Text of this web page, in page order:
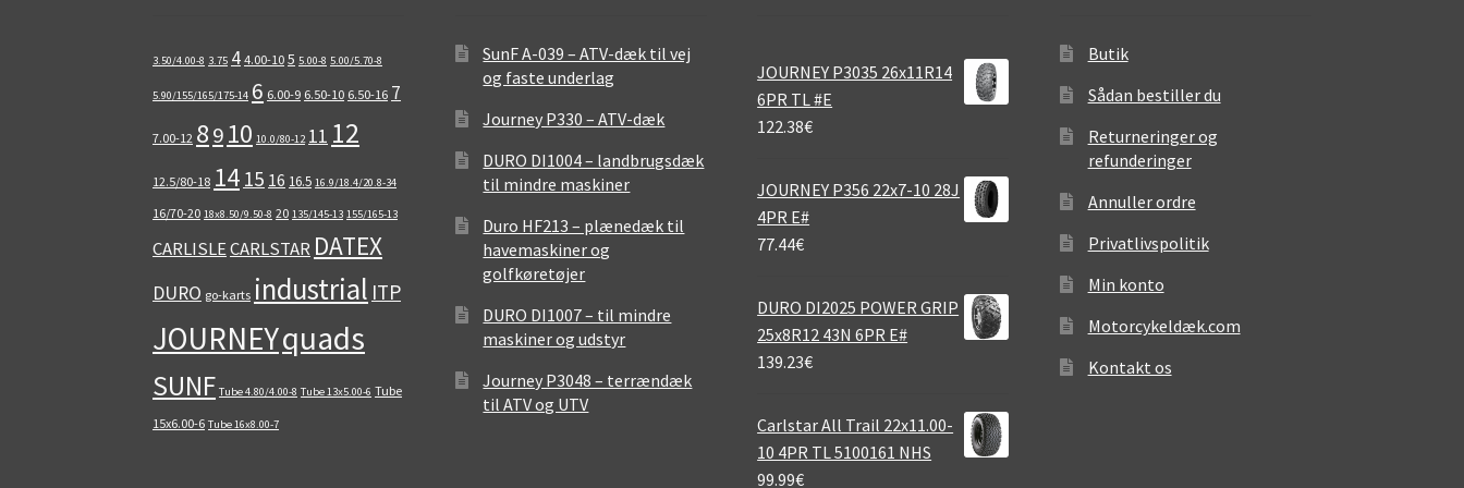
3.50/4.00-8 3.75 4 4.00-10 5 5.00-8 5.00/5.70-8
5.90/155/165/175-14 6 6.00-9 6.50-10 6.50-16 7
7.00-12 8910 10.0/80-12 11 12
12.5/80-18 14 15 16 16.5 16.9/18.4/20.8-34
16/70-20 18x8.50/9.50-8 20 135/145-13 155/165-13
CARLISLECARLSTAR DATEX
DURO go-karts industrial ITP
JOURNEYquads
SUNF Tube 4.80/4.00-8 Tube 13x5.00-6 Tube
15x6.00-6 Tube 16x8.00-7
SunF A-039 – ATV-dæk til vej
og faste underlag
Journey P330 – ATV-dæk
DURO DI1004 – landbrugsdæk
til mindre maskiner
Duro HF213 – plænedæk til
havemaskiner og
golfkøretøjer
DURO DI1007 – til mindre
maskiner og udstyr
Journey P3048 – terrændæk
til ATV og UTV
JOURNEY P3035 26x11R14
6PR TL #E
122.38€
JOURNEY P356 22x7-10 28J
4PR E#
77.44€
DURO DI2025 POWER GRIP
25x8R12 43N 6PR E#
139.23€
Carlstar All Trail 22x11.00-
10 4PR TL 5100161 NHS
99.99€
Butik
Sådan bestiller du
Returneringer og
refunderinger
Annuller ordre
Privatlivspolitik
Min konto
Motorcykeldæk.com
Kontakt os